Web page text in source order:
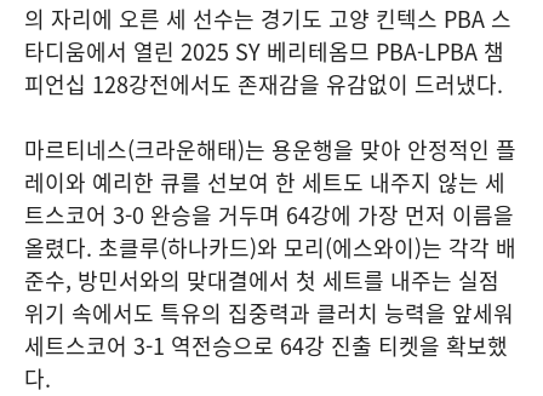
의 자리에 오른 세 선수는 경기도 고양 킨텍스 PBA 스
타디움에서 열린 2025 SY 베리테옴므 PBA-LPBA 챔
피언십 128강전에서도 존재감을 유감없이 드러냈다.
마르티네스(크라운해태)는 용운행을 맞아 안정적인 플
레이와 예리한 큐를 선보여 한 세트도 내주지 않는 세
트스코어 3-0 완승을 거두며 64강에 가장 먼저 이름을
올렸다. 초클루(하나카드)와 모리(에스와이)는 각각 배
준수, 방민서와의 맞대결에서 첫 세트를 내주는 실점
위기 속에서도 특유의 집중력과 클러치 능력을 앞세워
세트스코어 3-1 역전승으로 64강 진출 티켓을 확보했
다.